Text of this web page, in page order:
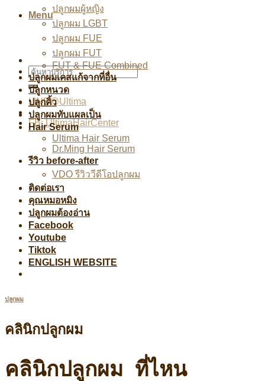
Menu
LINE@Ultima
FB: UltimaHairCenter
ปลูกผมผู้หญิง
ปลูกผม LGBT
ปลูกผม FUE
ปลูกผม FUT
FUT & FUE Combined
ปลูกผมเคสแก้จากที่อื่น
ปลูกหนวด
ปลูกคิ้ว
ปลูกผมทับแผลเป็น
Hair Serum
Ultima Hair Serum
Dr.Ming Hair Serum
รีวิว before-after
VDO รีวิววีดีโอปลูกผม
ติดต่อเรา
คุณหมอหมิง
ปลูกผมต้องอ่าน
Facebook
Youtube
Tiktok
ENGLISH WEBSITE
ปลูกผม
คลินิกปลูกผม
คลินิกปลูกผม ที่ไหน